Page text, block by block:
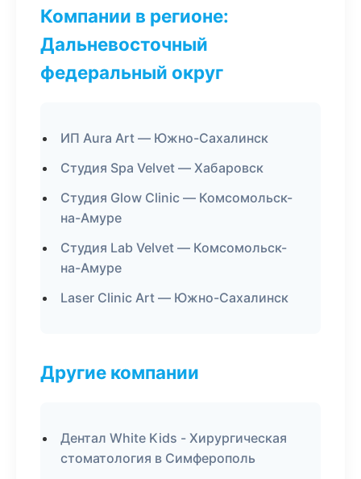
Компании в регионе:
Дальневосточный
федеральный округ
ИП Aura Art — Южно-Сахалинск
Студия Spa Velvet — Хабаровск
Студия Glow Clinic — Комсомольск-
на-Амуре
Студия Lab Velvet — Комсомольск-
на-Амуре
Laser Clinic Art — Южно-Сахалинск
Другие компании
Дентал White Kids - Хирургическая
стоматология в Симферополь